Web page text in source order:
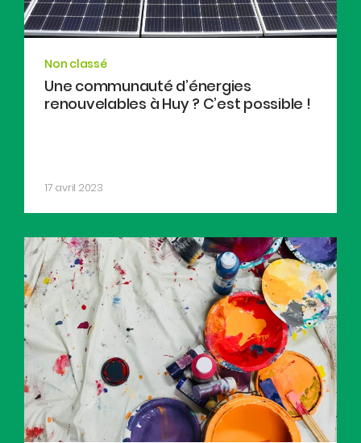
Non classé
Une communauté d’énergies
renouvelables à Huy ? C’est possible !
17 avril 2023